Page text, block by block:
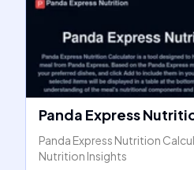
Panda Express
Panda Express Nutrition
Nutrition Insights